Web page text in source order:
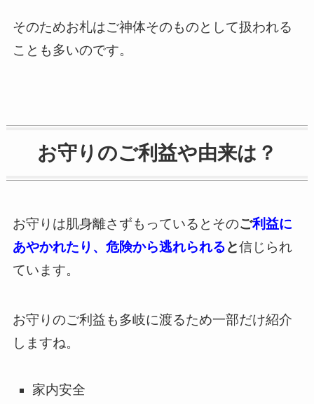
そのためお札はご神体そのものとして扱われる
ことも多いのです。
お守りのご利益や由来は？
お守りは肌身離さずもっているとそのご利益に
あやかれたり、危険から逃れられると信じられ
ています。
お守りのご利益も多岐に渡るため一部だけ紹介
しますね。
家内安全